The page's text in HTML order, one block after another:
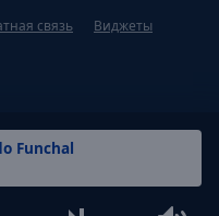
Funchal
связь
Виджеты